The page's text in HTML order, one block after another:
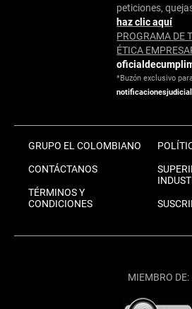
peticiones,
haz clic aquí
PROGRAMA DE
ÉTICA
*Buzón exclusivo
GRUPO EL COLOMBIANO
CONTÁCTANOS
TÉRMINOS Y
CONDICIONES
MIEMBRO DE: